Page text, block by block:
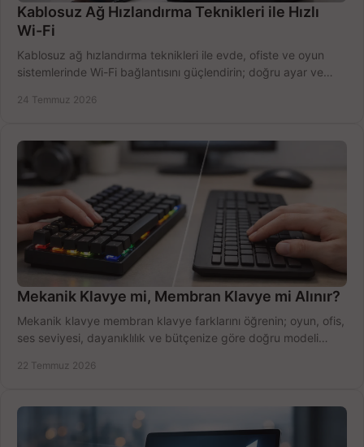
Kablosuz Ağ Hızlandırma Teknikleri ile Hızlı
Wi-Fi
Kablosuz ağ hızlandırma teknikleri ile evde, ofiste ve oyun
sistemlerinde Wi-Fi bağlantısını güçlendirin; doğru ayar ve
24 Temmuz 2026
Mekanik Klavye mi, Membran Klavye mi Alınır?
Mekanik klavye membran klavye farklarını öğrenin; oyun, ofis,
ses seviyesi, dayanıklılık ve bütçenize göre doğru modeli
22 Temmuz 2026